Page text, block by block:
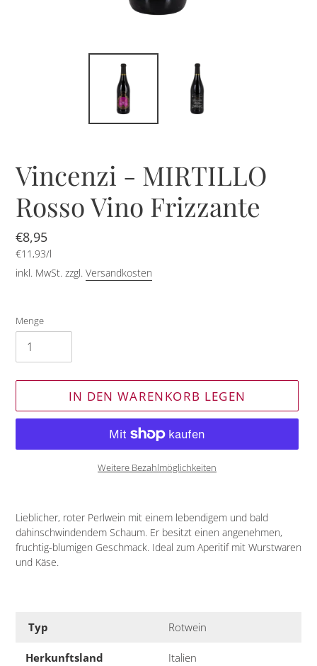
Vincenzi - MIRTILLO
Rosso Vino Frizzante
Normaler
Preis
€8,95
Einzelpreis
€11,93/pro
l
inkl. MwSt. zzgl. Versandkosten
Menge
IN DEN WARENKORB LEGEN
Weitere Bezahlmöglichkeiten
wird
zum
Warenkorb
hinzugefügt
Lieblicher, roter Perlwein mit einem lebendigem und bald
dahinschwindendem Schaum. Er besitzt einen angenehmen,
fruchtig-blumigen Geschmack. Ideal zum Aperitif mit Wurstwaren
und Käse.
Typ Rotwein
Herkunftsland Italien